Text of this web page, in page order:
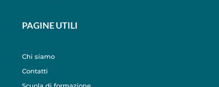
PAGINE UTILI
Chi siamo
Contatti
Scuola di formazione